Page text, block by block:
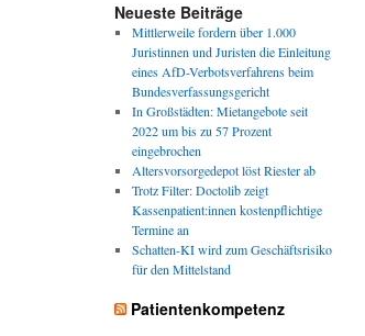
Neueste Beiträge
Mittlerweile fordern über 1.000
Juristinnen und Juristen die Einleitung
eines AfD-Verbotsverfahrens beim
Bundesverfassungsgericht
In Großstädten: Mietangebote seit
2022 um bis zu 57 Prozent
eingebrochen
Altersvorsorgedepot löst Riester ab
Trotz Filter: Doctolib zeigt
Kassenpatient:innen kostenpflichtige
Termine an
Schatten-KI wird zum Geschäftsrisiko
für den Mittelstand
Patientenkompetenz